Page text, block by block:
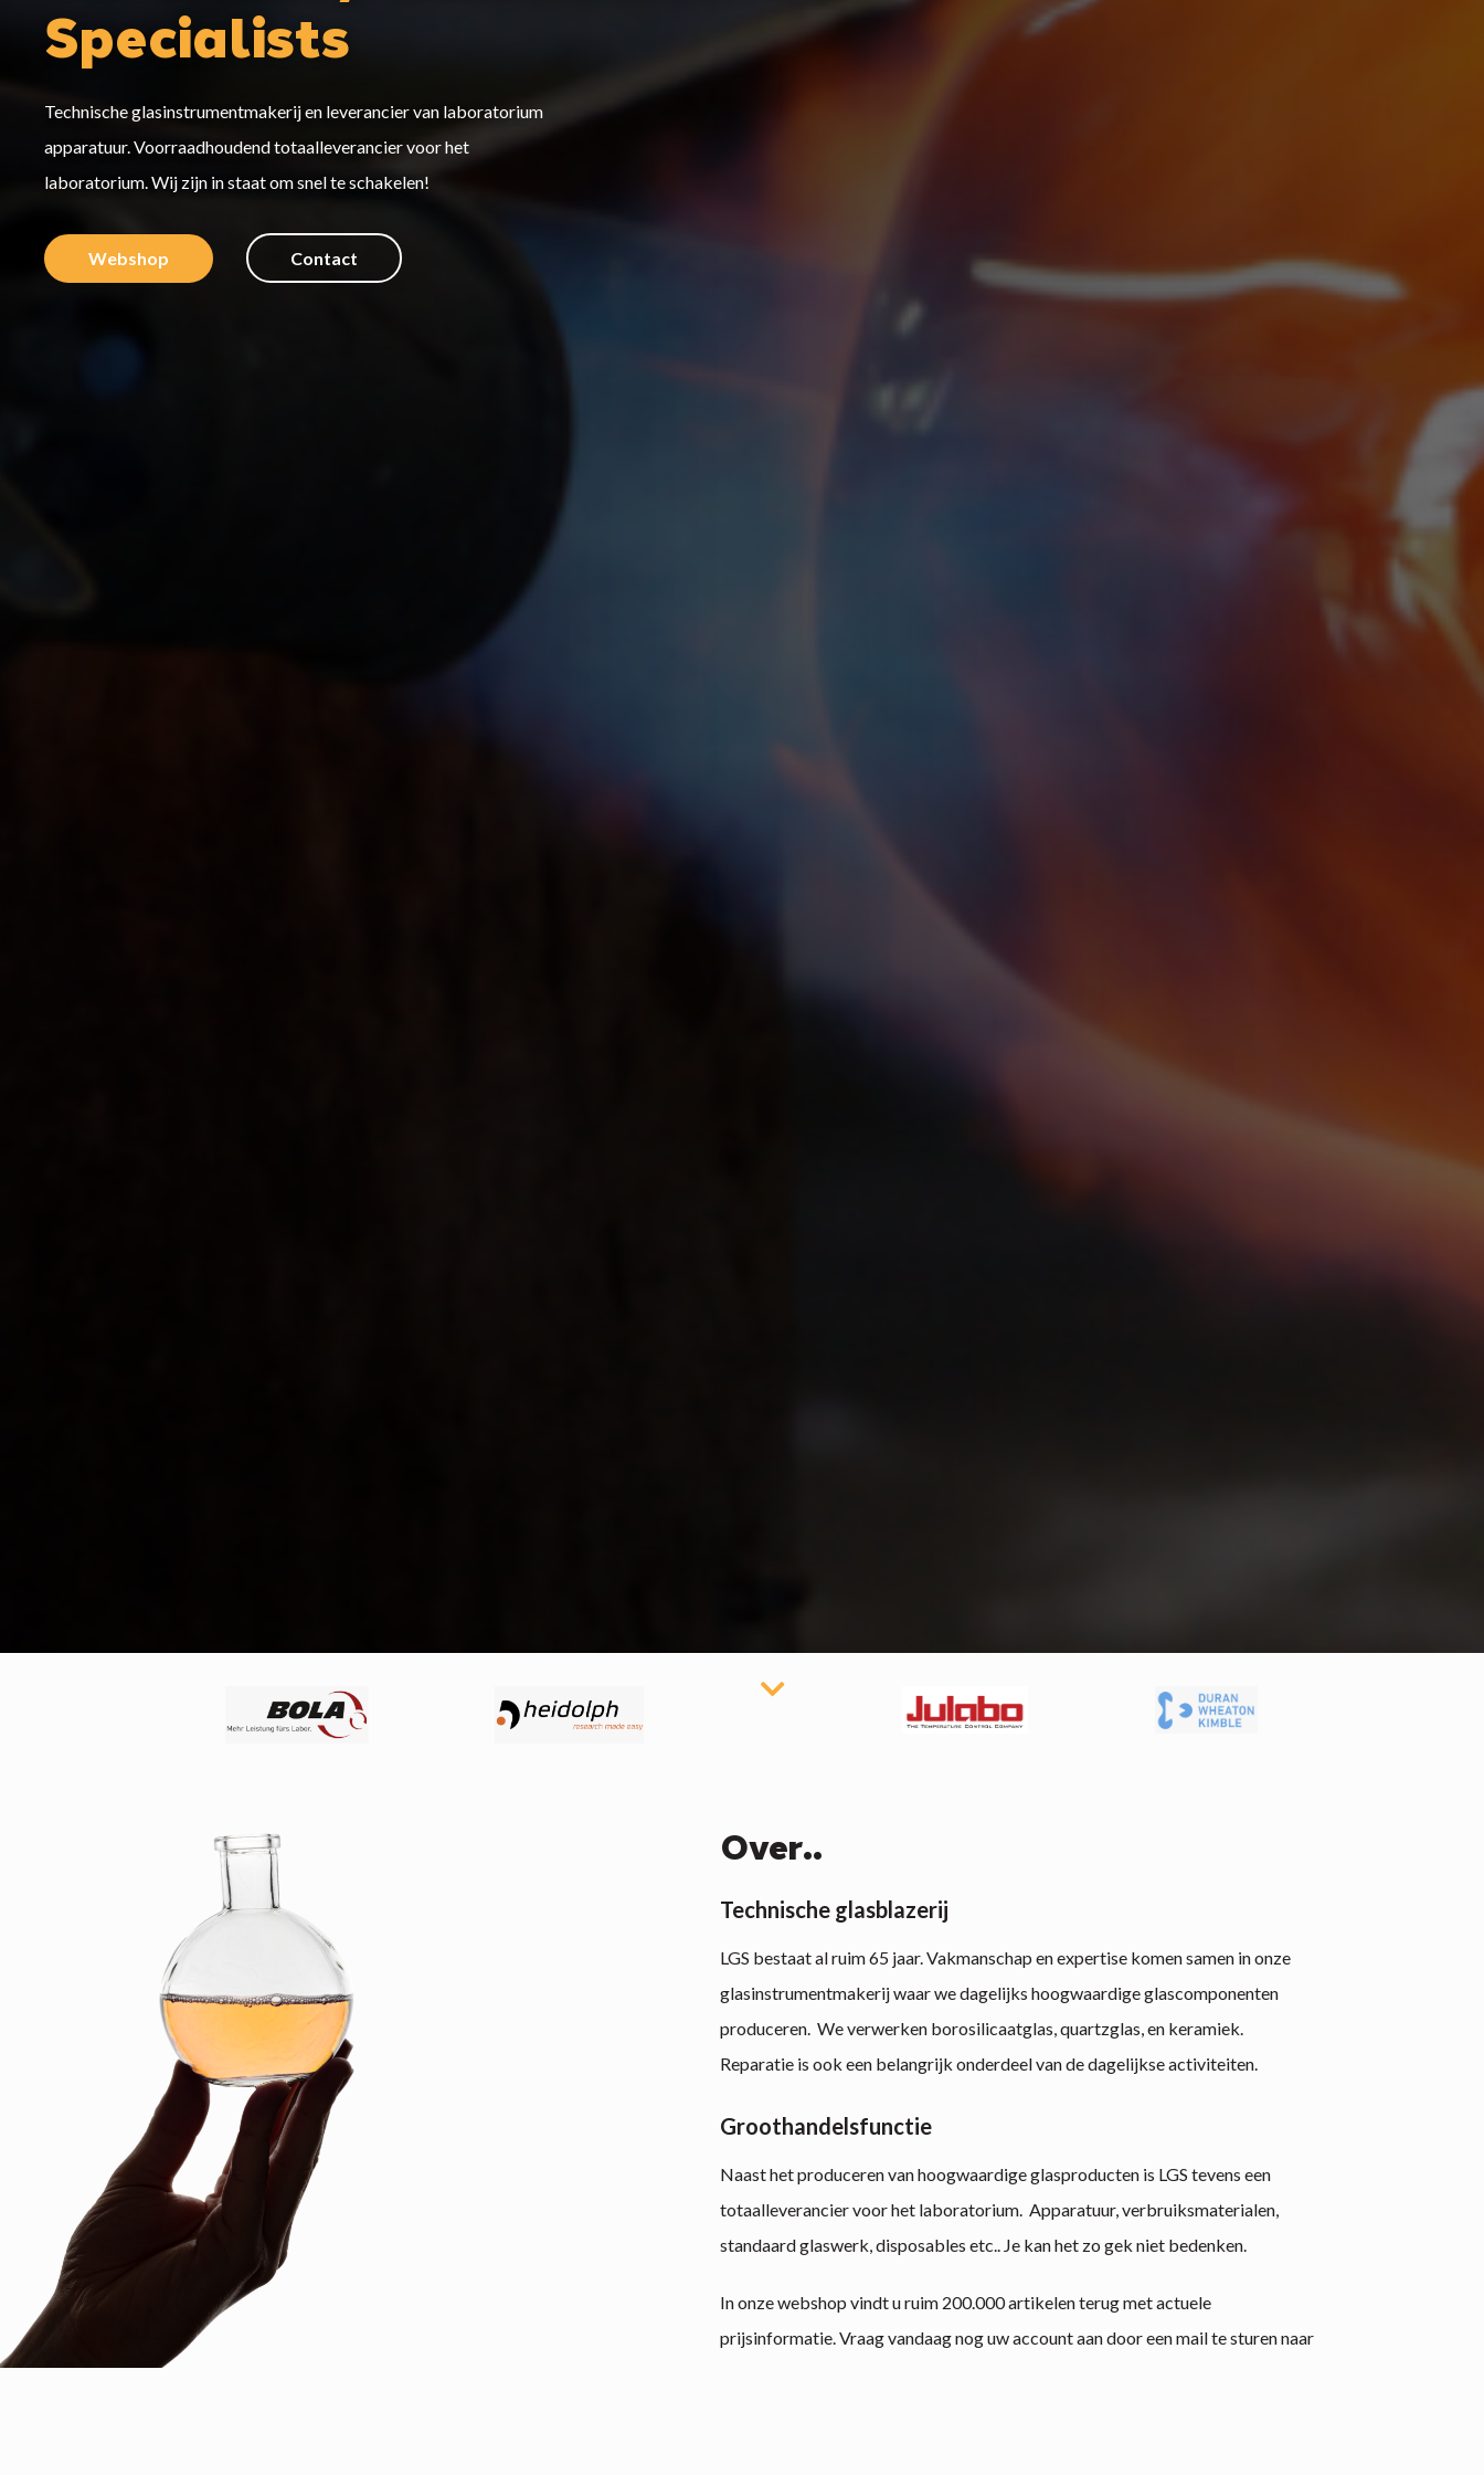
Specialists
Technische glasinstrumentmakerij en leverancier van laboratorium
apparatuur. Voorraadhoudend totaalleverancier voor het
laboratorium. Wij zijn in staat om snel te schakelen!
Webshop Contact
Over..
Technische glasblazerij
LGS bestaat al ruim 65 jaar. Vakmanschap en expertise komen samen in onze
glasinstrumentmakerij waar we dagelijks hoogwaardige glascomponenten
produceren. We verwerken borosilicaatglas, quartzglas, en keramiek.
Reparatie is ook een belangrijk onderdeel van de dagelijkse activiteiten.
Groothandelsfunctie
Naast het produceren van hoogwaardige glasproducten is LGS tevens een
totaalleverancier voor het laboratorium. Apparatuur, verbruiksmaterialen,
standaard glaswerk, disposables etc.. Je kan het zo gek niet bedenken.
In onze webshop vindt u ruim 200.000 artikelen terug met actuele
prijsinformatie. Vraag vandaag nog uw account aan door een mail te sturen naar